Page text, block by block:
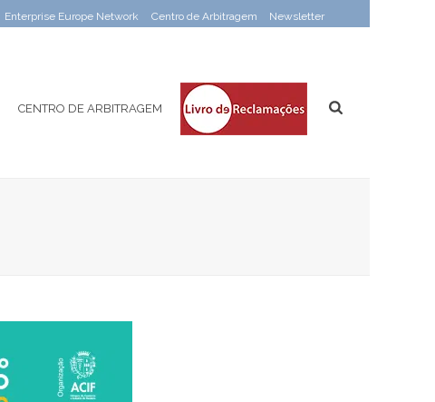
Newsletter
Enterprise Europe Network Centro de Arbitragem
CENTRO DE ARBITRAGEM